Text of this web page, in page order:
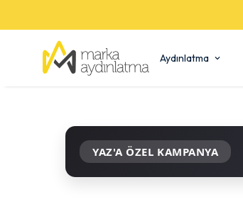
Aydınlatma
YAZ'A ÖZEL KAMPANYA